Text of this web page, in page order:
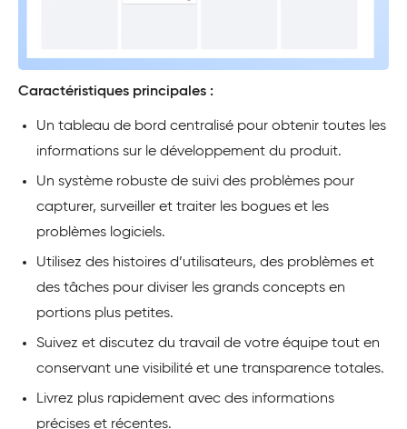
Caractéristiques principales :
Un tableau de bord centralisé pour obtenir toutes les
informations sur le développement du produit.
Un système robuste de suivi des problèmes pour
capturer, surveiller et traiter les bogues et les
problèmes logiciels.
Utilisez des histoires d’utilisateurs, des problèmes et
des tâches pour diviser les grands concepts en
portions plus petites.
Suivez et discutez du travail de votre équipe tout en
conservant une visibilité et une transparence totales.
Livrez plus rapidement avec des informations
précises et récentes.